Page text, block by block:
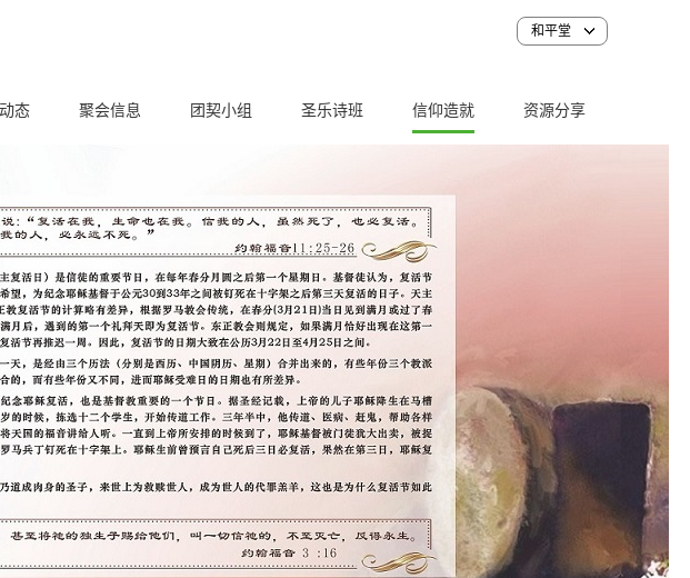
和平堂
态 聚会信息 团契小组 圣乐诗班 信仰造就 资源分享